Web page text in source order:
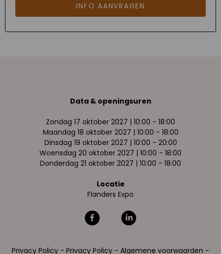
INFO AANVRAGEN
Data & openingsuren
Zondag 17 oktober 2027 | 10:00 - 18:00
Maandag 18 oktober 2027 | 10:00 - 18:00
Dinsdag 19 oktober 2027 | 10:00 - 20:00
Woensdag 20 oktober 2027 | 10:00 - 18:00
Donderdag 21 oktober 2027 | 10:00 - 18:00
Locatie
Flanders Expo
Privacy Policy - Privacy Policy - Algemene voorwaarden -